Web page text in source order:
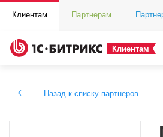
Клиентам Партнерам
Клиентам
Назад к списку партнеров